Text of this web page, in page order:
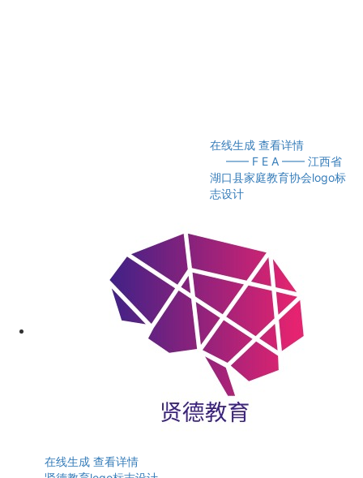
在线生成 查看详情
—— F E A —— 江西省
湖口县家庭教育协会logo标
志设计
在线生成 查看详情